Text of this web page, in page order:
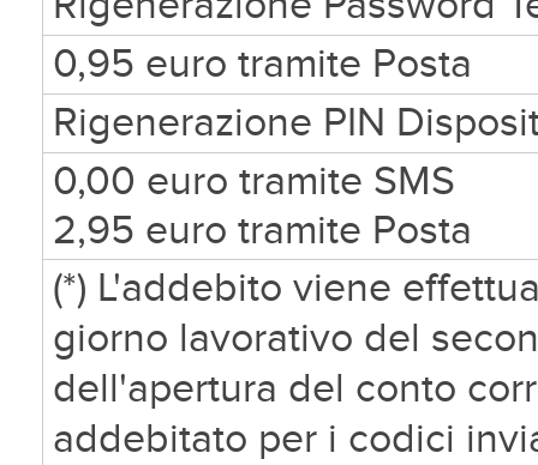
0,95 euro tramite Posta
Rigenerazione PIN
0,00 euro tramite SMS
2,95 euro tramite Posta
(*) L'addebito viene
giorno lavorativo del
dell'apertura del conto
addebitato per i codici